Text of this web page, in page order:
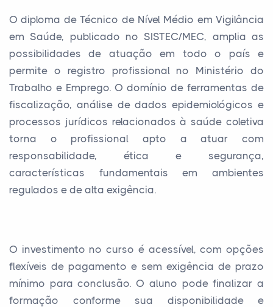
O diploma de Técnico de Nível Médio em Vigilância
em Saúde, publicado no SISTEC/MEC, amplia as
possibilidades de atuação em todo o país e
permite o registro profissional no Ministério do
Trabalho e Emprego. O domínio de ferramentas de
fiscalização, análise de dados epidemiológicos e
processos jurídicos relacionados à saúde coletiva
torna o profissional apto a atuar com
responsabilidade, ética e segurança,
características fundamentais em ambientes
regulados e de alta exigência.
O investimento no curso é acessível, com opções
flexíveis de pagamento e sem exigência de prazo
mínimo para conclusão. O aluno pode finalizar a
formação conforme sua disponibilidade e